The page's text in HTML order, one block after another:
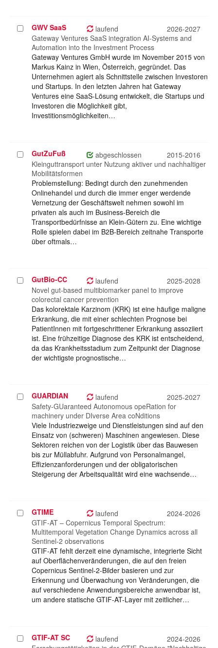
Projekt
auswählen
GWV SaaS laufend
2026-2027
Gateway Ventures SaaS integration AI-Systems and
Automation into the Investment Process
Gateway Ventures GmbH wurde im November 2015 von
Markus Kainz in Wien, Österreich, gegründet. Das
Unternehmen agiert als Schnittstelle zwischen Investoren
und Startups. In den letzten Jahren hat Gateway
Ventures eine SaaS-Lösung entwickelt, die Startups und
Investoren die Möglichkeit gibt,
Investitionsmöglichkeiten…
Projekt
auswählen
GutZuFuß abgeschlossen
2015-2016
Kleinguttransport unter Nutzung aktiver und nachhaltiger
Mobilitätsformen
Problemstellung: Bedingt durch den zunehmenden
Onlinehandel und durch die immer enger werdende
Vernetzung der Geschäftswelt nehmen sowohl im
privaten als auch im Business-Bereich die
Transportbedürfnisse an Klein-Gütern zu. Eine wichtige
Rolle spielen dabei im B2B-Bereich zeitnahe Transporte
über oftmals…
Projekt
auswählen
GutBio-CC laufend
2025-2028
Novel gut-based multibiomarker panel to improve
colorectal cancer prevention
Das kolorektale Karzinom (KRK) ist eine häufige maligne
Erkrankung, die mit einer schlechten Prognose bei
PatientInnen mit fortgeschrittener Erkrankung assoziiert
ist. Eine frühzeitige Diagnose des KRK ist entscheidend,
da das Krankheitsstadium zum Zeitpunkt der Diagnose
der wichtigste prognostische…
Projekt
auswählen
GUARDIAN laufend
2025-2027
Safety-GUaranteed Autonomous opeRation for
machinery under DIverse Area coNditions
Viele Industriezweige und Dienstleistungen sind auf den
Einsatz von (schweren) Maschinen angewiesen. Diese
Sektoren reichen von der Logistik über das Bauwesen
bis zur Müllabfuhr. Aufgrund von Personalmangel,
Effizienzanforderungen und der obligatorischen
Steigerung der Arbeitsqualität wird eine wachsende…
Projekt
auswählen
GTIME laufend
2024-2026
GTIF-AT – Copernicus Temporal Spectrum:
Multitemporal Vegetation Change Dynamics across all
Sentinel-2 observations
GTIF-AT fehlt derzeit eine dynamische, integrierte Sicht
auf Oberflächenveränderungen, die auf den freien
Copernicus Sentinel-2-Bilder basieren und zur
Erkennung und Überwachung von Veränderungen, die
auf verschiedene Anwendungsbereiche anwendbar ist,
um andere statische GTIF-AT-Layer mit zeitlicher…
ProjektGTIF-AT SC laufend
2024-2026